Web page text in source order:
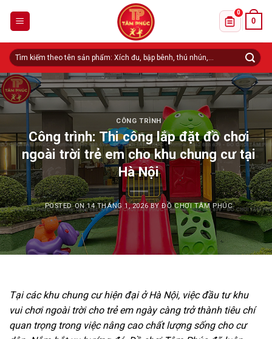
0
Danh sách
0
Tìm
kiếm:
CÔNG TRÌNH
Công trình: Thi công lắp đặt đồ chơi
ngoài trời trẻ em cho khu chung cư tại
Hà Nội
POSTED ON14 THÁNG 1, 2026BYĐỒ CHƠI TÂM PHÚC
Tại các khu chung cư hiện đại ở Hà Nội, việc đầu tư khu
vui chơi ngoài trời cho trẻ em ngày càng trở thành tiêu chí
quan trọng trong việc nâng cao chất lượng sống cho cư